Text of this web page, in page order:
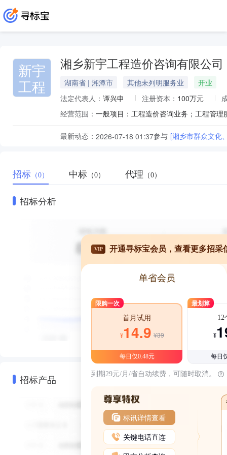
新宇
工程
湘乡新宇工程造价咨询有限公司
湖南省 | 湘潭市 其他未列明服务业
开业
法定代表人： 谭兴申 注册资本： 100万元
经营范围：
最新动态： 2026-07-18 01:37参与 [湘乡市群众文化
招标 （0） 中标 （0） 代理 （0）
招标分析
招标产品
VIP 开通寻标宝会员，查看更多招采
单省会员
限购一次
首月试用
¥14.9 ¥39
每日仅0.48元
最划算
12
¥
每日
到期29元/月/省自动续费，可随时取消。
标讯详情查看
关键电话直连